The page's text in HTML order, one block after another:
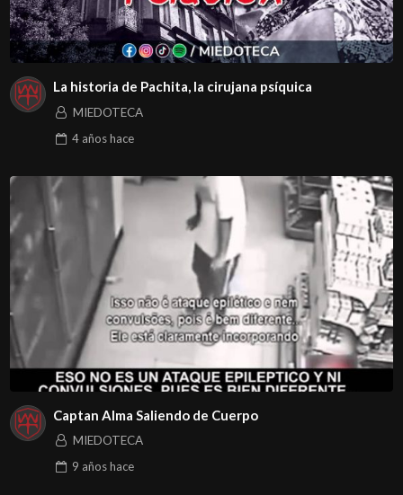
La historia de Pachita, la cirujana psíquica
MIEDOTECA
4 añoshace
Captan Alma Saliendo de Cuerpo
MIEDOTECA
9 añoshace